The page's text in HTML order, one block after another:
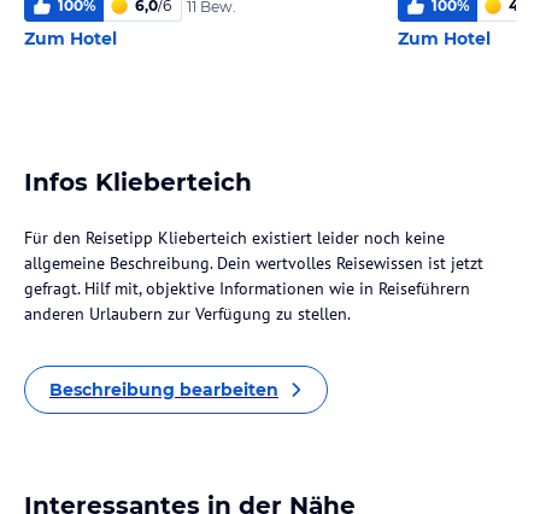
100% 6,0/6 11 Bew.
Zum Hotel
100% 4,1
Zum Hotel
Infos Klieberteich
Für den Reisetipp Klieberteich existiert leider noch keine
allgemeine Beschreibung. Dein wertvolles Reisewissen ist jetzt
gefragt. Hilf mit, objektive Informationen wie in Reiseführern
anderen Urlaubern zur Verfügung zu stellen.
Beschreibung bearbeiten
Interessantes in der Nähe